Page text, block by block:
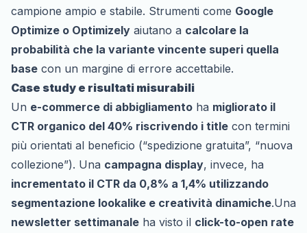
campione ampio e stabile. Strumenti come Google
Optimize o Optimizely aiutano a calcolare la
probabilità che la variante vincente superi quella
base con un margine di errore accettabile.
Case study e risultati misurabili
Un e-commerce di abbigliamento ha migliorato il
CTR organico del 40% riscrivendo i title con termini
più orientati al beneficio (“spedizione gratuita”, “nuova
collezione”). Una campagna display, invece, ha
incrementato il CTR da 0,8% a 1,4% utilizzando
segmentazione lookalike e creatività dinamiche.Una
newsletter settimanale ha visto il click-to-open rate